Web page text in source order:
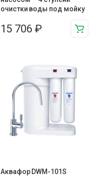
очистки воды под мойку
15 706 ₽
Аквафор DWM-101S